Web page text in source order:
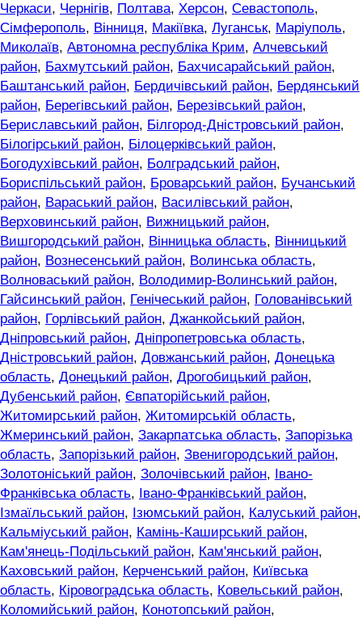
Черкаси, Чернігів, Полтава, Херсон, Севастополь,
Сімферополь, Вінниця, Макіївка, Луганськ, Маріуполь,
Миколаїв, Автономна республіка Крим, Алчевський
район, Бахмутський район, Бахчисарайський район,
Баштанський район, Бердичівський район, Бердянський
район, Берегівський район, Березівський район,
Бериславський район, Білгород-Дністровський район,
Білогірський район, Білоцерківський район,
Богодухівський район, Болградський район,
Бориспільський район, Броварський район, Бучанський
район, Вараський район, Василівський район,
Верховинський район, Вижницький район,
Вишгородський район, Вінницька область, Вінницький
район, Вознесенський район, Волинська область,
Волноваський район, Володимир-Волинський район,
Гайсинський район, Генічеський район, Голованівський
район, Горлівський район, Джанкойський район,
Дніпровський район, Дніпропетровська область,
Дністровський район, Довжанський район, Донецька
область, Донецький район, Дрогобицький район,
Дубенський район, Євпаторійський район,
Житомирський район, Житомирській область,
Жмеринський район, Закарпатська область, Запорізька
область, Запорізький район, Звенигородський район,
Золотоніський район, Золочівський район,
Івано-
Франківська область, Івано-Франківський район,
Ізмаїльський район, Ізюмський район, Калуський район,
Кальміуський район, Камінь-Каширський район,
Кам'янець-Подільський район, Кам'янський район,
Каховський район, Керченський район, Київська
область, Кіровоградська область, Ковельський район,
Коломийський район, Конотопський район,